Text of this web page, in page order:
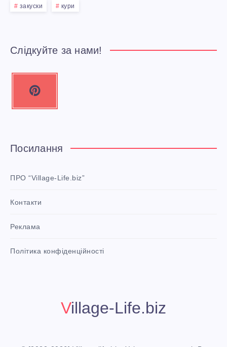
закуски кури
Слідкуйте за нами!
e
e
i
i
t
Посилання
ПРО “Village-Life.biz”
Контакти
Реклама
Політика конфіденційності
Village-Life.biz